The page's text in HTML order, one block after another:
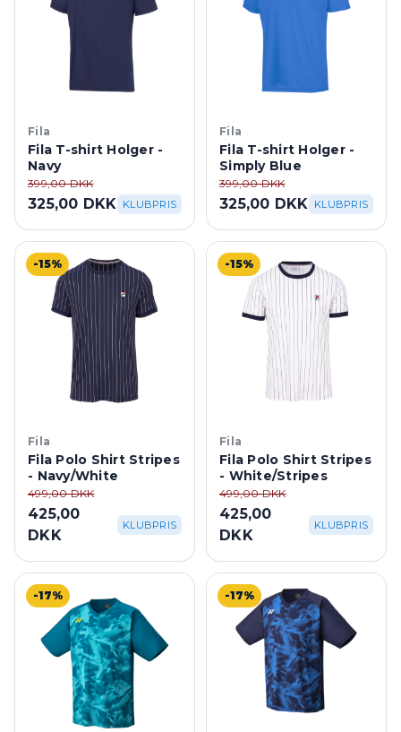
Fila
Fila T-shirt Holger -
Navy
399,00 DKK
325,00 DKK KLUBPRIS
Fila
Fila T-shirt Holger -
Simply Blue
399,00 DKK
325,00 DKK KLUBPRIS
-15%
Fila
Fila Polo Shirt Stripes
- Navy/White
499,00 DKK
425,00
DKK
KLUBPRIS
-15%
Fila
Fila Polo Shirt Stripes
- White/Stripes
499,00 DKK
425,00
DKK
KLUBPRIS
-17% -17%